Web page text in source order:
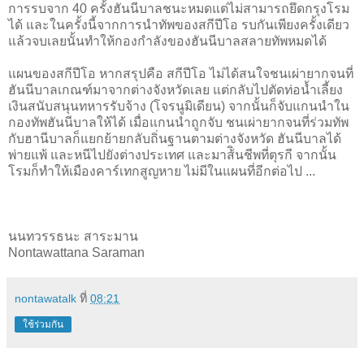
การรบจาก 40 ครั้งฮันนีบาลชนะหมดแต่ไม่สามารถยึดกรุงโรม
ได้ และในครั้งนี้จากการนำทัพของสกีปีโอ รบกันเพียงครั้งเดียว
แล้วจบเลยนั้นทำให้กองกำลังของฮันนีบาลสลายทัพหมดได้
แผนของสกีปีโอ หากสรุปคือ สกีปีโอ ไม่ได้สนใจชนเผ่ายากจนที่
ฮันนีบาลเกณฑ์มาจากต่างจังหวัดเลย แต่กลับไปตัดท่อน้ำเลี้ยง
เงินสนับสนุนทหารรับจ้าง (โจรนูมิเดียน) จากนั้นก็จับแกนนำใน
กองทัพฮันนีบาลให้ได้ เมื่อแกนนำถูกจับ ชนเผ่ายากจนที่ร่วมทัพ
กับฮานีบาลก็แยกย้ายกลับถิ่นฐานตามต่างจังหวัด ฮันนีบาลได้
พ่ายแพ้ และหนีไปยังต่างประเทศ และมาส้ินชีพที่ตุรกี จากนั้น
โรมก็ทำให้เมืองคาร์เทกสูญหาย ไม่มีในแผนที่อีกต่อไป ...
นนทวรรธนะ สาระมาน
Nontawattana Saraman
nontawatalk ที่ 08:21
ใช้ร่วมกัน